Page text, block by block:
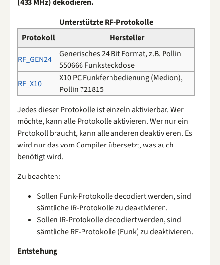
(433 MHz) dekodieren.
Unterstützte RF-Protokolle
Protokoll
Hersteller
RF_GEN24
Generisches 24 Bit Format, z.B. Pollin
550666 Funksteckdose
RF_X10
X10 PC Funkfernbedienung (Medion),
Pollin 721815
Jedes dieser Protokolle ist einzeln aktivierbar. Wer
möchte, kann alle Protokolle aktivieren. Wer nur ein
Protokoll braucht, kann alle anderen deaktivieren. Es
wird nur das vom Compiler übersetzt, was auch
benötigt wird.
Zu beachten:
Sollen Funk-Protokolle decodiert werden, sind
sämtliche IR-Protokolle zu deaktivieren.
Sollen IR-Protokolle decodiert werden, sind
sämtliche RF-Protokolle (Funk) zu deaktivieren.
Entstehung